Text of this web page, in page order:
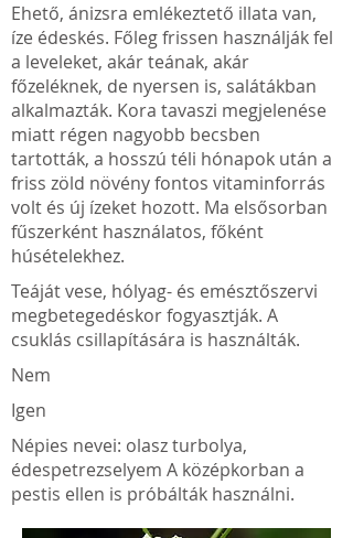
Ehető, ánizsra emlékeztető illata van,
íze édeskés. Főleg frissen használják fel
a leveleket, akár teának, akár
főzeléknek, de nyersen is, salátákban
alkalmazták. Kora tavaszi megjelenése
miatt régen nagyobb becsben
tartották, a hosszú téli hónapok után a
friss zöld növény fontos vitaminforrás
volt és új ízeket hozott. Ma elsősorban
fűszerként használatos, főként
húsételekhez.
Teáját vese, hólyag- és emésztőszervi
megbetegedéskor fogyasztják. A
csuklás csillapítására is használták.
Nem
Igen
Népies nevei: olasz turbolya,
édespetrezselyem A középkorban a
pestis ellen is próbálták használni.